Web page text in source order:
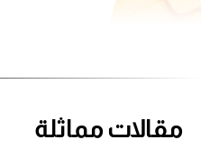
مقالات مماثلة